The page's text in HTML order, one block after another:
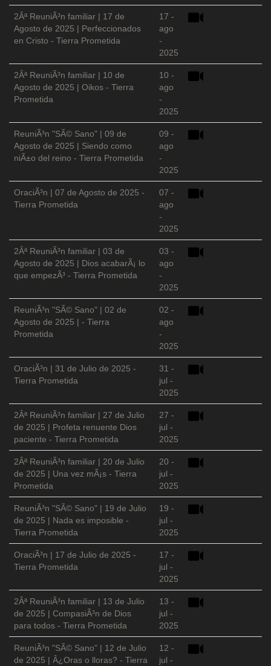
2Âª ReuniÃ³n familiar | 17 de
Agosto de 2025 | Perfeccionados
en Cristo - Tierra Prometida
17 -
ago
-
2025
2Âª ReuniÃ³n familiar | 10 de
Agosto de 2025 | Oikos - Tierra
Prometida
10 -
ago
-
2025
ReuniÃ³n "SÃ© Sano" | 09 de
Agosto de 2025 | Siendo como
niÃ±o del reino - Tierra Prometida
09 -
ago
-
2025
OraciÃ³n | 07 de Agosto de 2025 -
Tierra Prometida
07 -
ago
-
2025
2Âª ReuniÃ³n familiar | 03 de
Agosto de 2025 | Dios acabarÃ¡ lo
que empezÃ³ - Tierra Prometida
03 -
ago
-
2025
ReuniÃ³n "SÃ© Sano" | 02 de
Agosto de 2025 | - Tierra
Prometida
02 -
ago
-
2025
OraciÃ³n | 31 de Julio de 2025 -
Tierra Prometida
31 -
jul -
2025
2Âª ReuniÃ³n familiar | 27 de Julio
de 2025 | Profeta renuente Dios
paciente - Tierra Prometida
27 -
jul -
2025
2Âª ReuniÃ³n familiar | 20 de Julio
de 2025 | Una vez mÃ¡s - Tierra
Prometida
20 -
jul -
2025
ReuniÃ³n "SÃ© Sano" | 19 de Julio
de 2025 | Nada es imposible -
Tierra Prometida
19 -
jul -
2025
OraciÃ³n | 17 de Julio de 2025 -
Tierra Prometida
17 -
jul -
2025
2Âª ReuniÃ³n familiar | 13 de Julio
de 2025 | CompasiÃ³n de Dios
para todos - Tierra Prometida
13 -
jul -
2025
ReuniÃ³n "SÃ© Sano" | 12 de Julio
de 2025 | Â¿Oras o lloras? - Tierra
12 -
jul -